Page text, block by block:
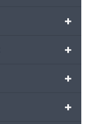
+
+
+
+